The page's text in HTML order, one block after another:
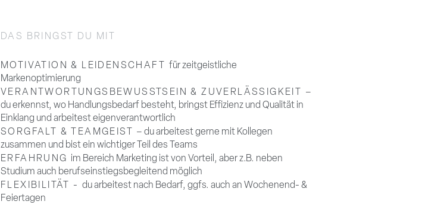
DAS BRINGST DU MIT
MOTIVATION & LEIDENSCHAFT fürzeitgeistliche
Markenoptimierung
VERANTWORTUNGSBEWUSSTSEIN & ZUVERLÄSSIGKEIT –
du erkennst, wo Handlungsbedarf besteht, bringst Effizienz und Qualität in
Einklang und arbeitest eigenverantwortlich
SORGFALT & TEAMGEIST – du arbeitest gerne mit Kollegen
zusammen und bist ein wichtiger Teil des Teams
ERFAHRUNG im Bereich Marketing ist von Vorteil, aber z.B. neben
Studium auch berufseinstiegsbegleitend möglich
FLEXIBILITÄT - du arbeitest nach Bedarf, ggfs. auch an Wochenend- &
Feiertagen